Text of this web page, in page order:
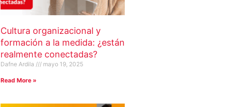
Cultura organizacional y
formación a la medida: ¿están
realmente conectadas?
Dafne Ardila mayo 19, 2025
Read More »